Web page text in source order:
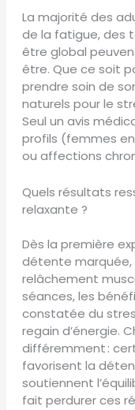
La majorité des
de la fatigue, des
être global
être. Que ce soit
prendre soin de
naturels pour le
Seul un avis
profils (femmes
ou affections
Quels résultats
relaxante ?
Dès la première
détente
relâchement
séances, les
constatée du
regain d’énergie.
différemment :
favorisent la
soutiennent
fait perdurer ces